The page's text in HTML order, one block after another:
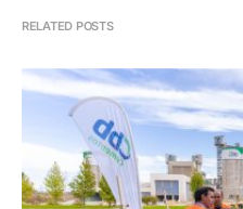
RELATED POSTS